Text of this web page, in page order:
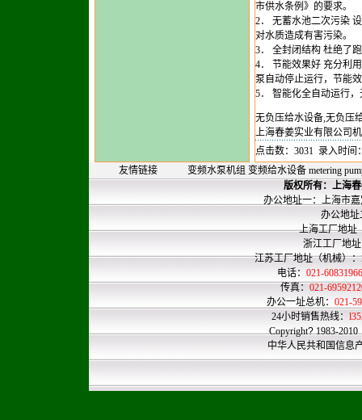
市供水条例》的要求。
2． 无蓄水池二次污染
对水质造成有害污染。
3． 全封闭结构 杜绝了
4． 节能效果好 充分利
泵自动停止运行，节能
5． 智能化全自动运行
无负压给水设备,无负压
上海春姜实业有限公司
点击数：3031 录入时间
友情链接
变频水泵机组 变频给水设备 metering
版权所有： 上海
办公地址一：上海市嘉
办公地址二：
上海工厂地址
浙江工厂地
江苏工厂地址（机械）
电话： 021-
传真： 021-
办公一址总机： 021-
24小时销售热线：
Copyright?1983-2010
中华人民共和国信息